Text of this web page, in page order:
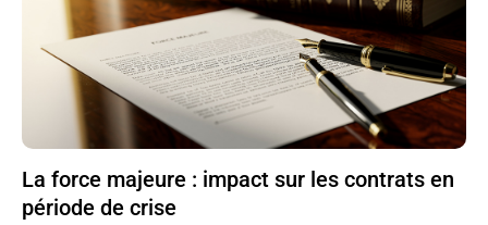
La force majeure : impact sur les contrats en
période de crise